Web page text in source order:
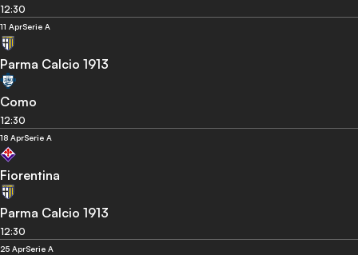
12:30
11 AprSerie A
Parma Calcio 1913
Como
12:30
18 AprSerie A
Fiorentina
Parma Calcio 1913
12:30
25 AprSerie A